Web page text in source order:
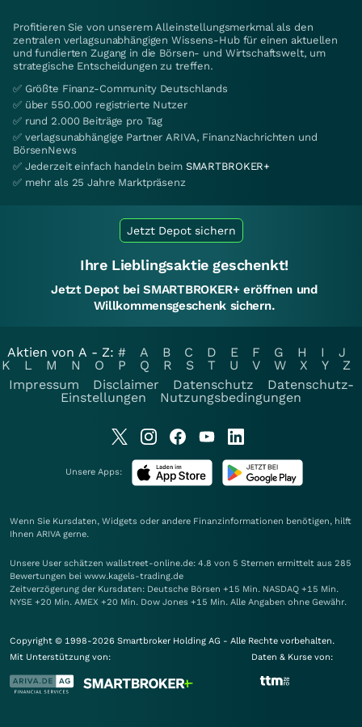
Profitieren Sie von unserem Alleinstellungsmerkmal als den
zentralen verlagsunabhängigen Wissens-Hub für einen aktuellen
und fundierten Zugang in die Börsen- und Wirtschaftswelt, um
strategische Entscheidungen zu treffen.
✅ Größte Finanz-Community Deutschlands
✅ über 550.000 registrierte Nutzer
✅ rund 2.000 Beiträge pro Tag
✅ verlagsunabhängige Partner ARIVA, FinanzNachrichten und
BörsenNews
✅ Jederzeit einfach handeln beim SMARTBROKER+
✅ mehr als 25 Jahre Marktpräsenz
Jetzt Depot sichern
Ihre Lieblingsaktie geschenkt!
Jetzt Depot bei SMARTBROKER+ eröffnen und
Willkommensgeschenk sichern.
Aktien von A - Z: # A B C D E F G H I
J
K
L M N O P Q R S T U V W X Y
Z
Impressum
Disclaimer Datenschutz
Datenschutz-
Einstellungen
Nutzungsbedingungen
Unsere Apps:
Wenn Sie Kursdaten, Widgets oder andere Finanzinformationen benötigen, hilft
Ihnen ARIVA gerne.
Unsere User schätzen wallstreet-online.de: 4.8 von 5 Sternen ermittelt aus 285
Bewertungen bei www.kagels-trading.de
Zeitverzögerung der Kursdaten: Deutsche Börsen +15 Min. NASDAQ +15 Min.
NYSE +20 Min. AMEX +20 Min. Dow Jones +15 Min. Alle Angaben ohne Gewähr.
Copyright © 1998-2026 Smartbroker Holding AG - Alle Rechte vorbehalten.
Mit Unterstützung von:
Daten & Kurse von: